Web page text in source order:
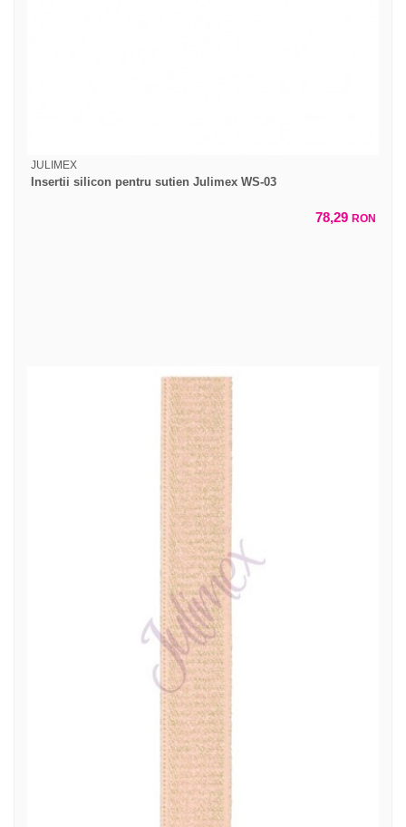
JULIMEX
Insertii silicon pentru sutien Julimex WS-03
78,29 RON